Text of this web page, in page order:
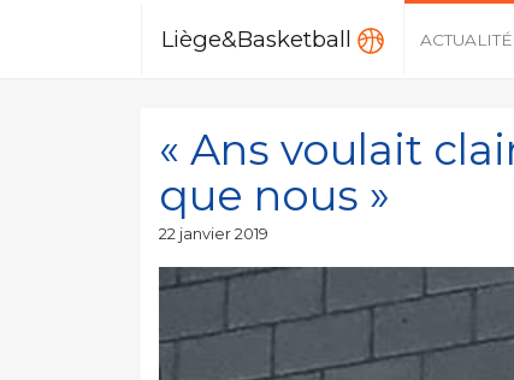
Liège&Basketball
« Ans voulait
que nous »
Publié
22 janvier 2019